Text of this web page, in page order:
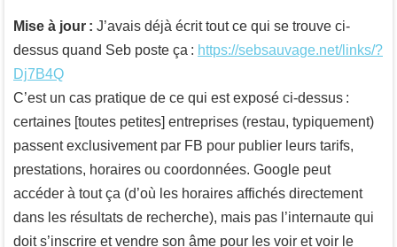
Mise à jour : J’avais déjà écrit tout ce qui se trouve ci-
dessus quand Seb poste ça : https://sebsauvage.net/links/?
Dj7B4Q
C’est un cas pratique de ce qui est exposé ci-dessus :
certaines [toutes petites] entreprises (restau, typiquement)
passent exclusivement par FB pour publier leurs tarifs,
prestations, horaires ou coordonnées. Google peut
accéder à tout ça (d’où les horaires affichés directement
dans les résultats de recherche), mais pas l’internaute qui
doit s’inscrire et vendre son âme pour les voir et voir le